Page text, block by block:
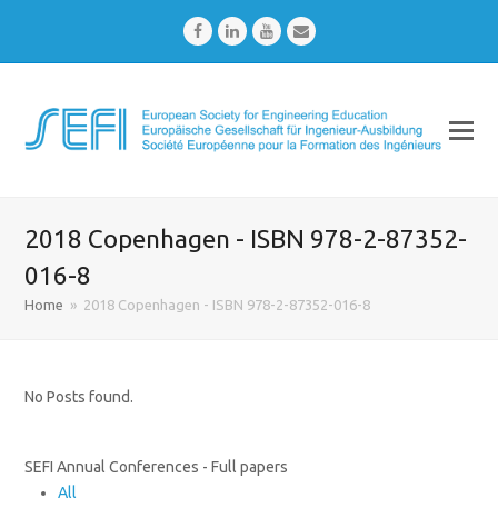
FacebookLinkedInYoutubeEmail
2018 Copenhagen - ISBN 978-2-87352-
016-8
Home » 2018 Copenhagen - ISBN 978-2-87352-016-8
No Posts found.
SEFI Annual Conferences - Full papers
All